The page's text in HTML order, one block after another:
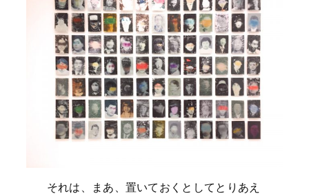
それは、まあ、置いておくとしてとりあえ